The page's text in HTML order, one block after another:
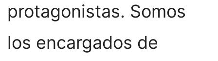
protagonistas. Somos
los encargados de